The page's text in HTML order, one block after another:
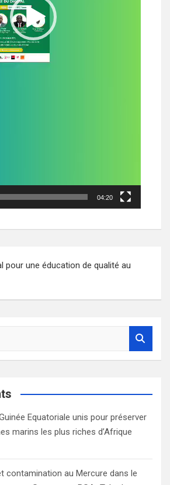
04:20
pour une éducation de qualité au
Equatoriale unis pour préserver
marins les plus riches d’Afrique
contamination au Mercure dans le